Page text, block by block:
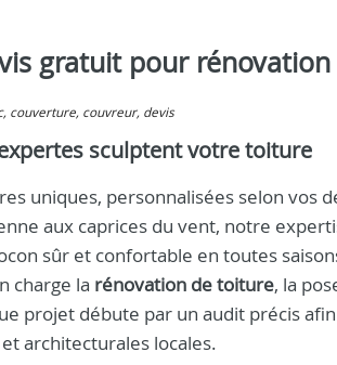
gratuit pour
couverture, couvreur, devis
sculptent votre toiture
uniques, personnalisées selon vos
aux caprices du vent, notre
sûr et confortable en toutes
charge la rénovation de toiture, la
projet débute par un audit précis
architecturales locales.